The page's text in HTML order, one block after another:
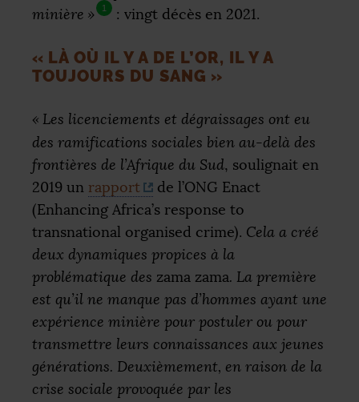
minière » 1 : vingt décès en 2021.
« LÀ OÙ IL Y A DE L’OR, IL Y A
TOUJOURS DU SANG »
« Les licenciements et dégraissages ont eu
des ramifications sociales bien au-delà des
frontières de l’Afrique du Sud, soulignait en
2019 un rapport de l’ONG Enact
(Enhancing Africa’s response to
transnational organised crime). Cela a créé
deux dynamiques propices à la
problématique des zama zama. La première
est qu’il ne manque pas d’hommes ayant une
expérience minière pour postuler ou pour
transmettre leurs connaissances aux jeunes
générations. Deuxièmement, en raison de la
crise sociale provoquée par les